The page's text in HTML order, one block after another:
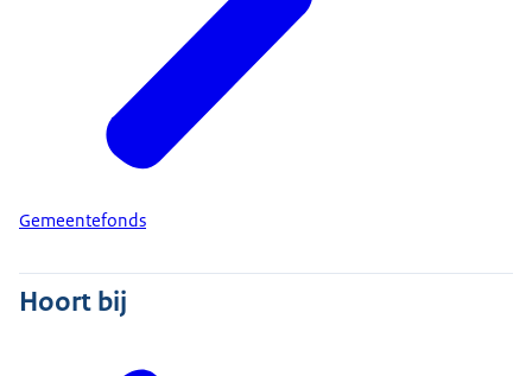
Gemeentefonds
Hoort bij